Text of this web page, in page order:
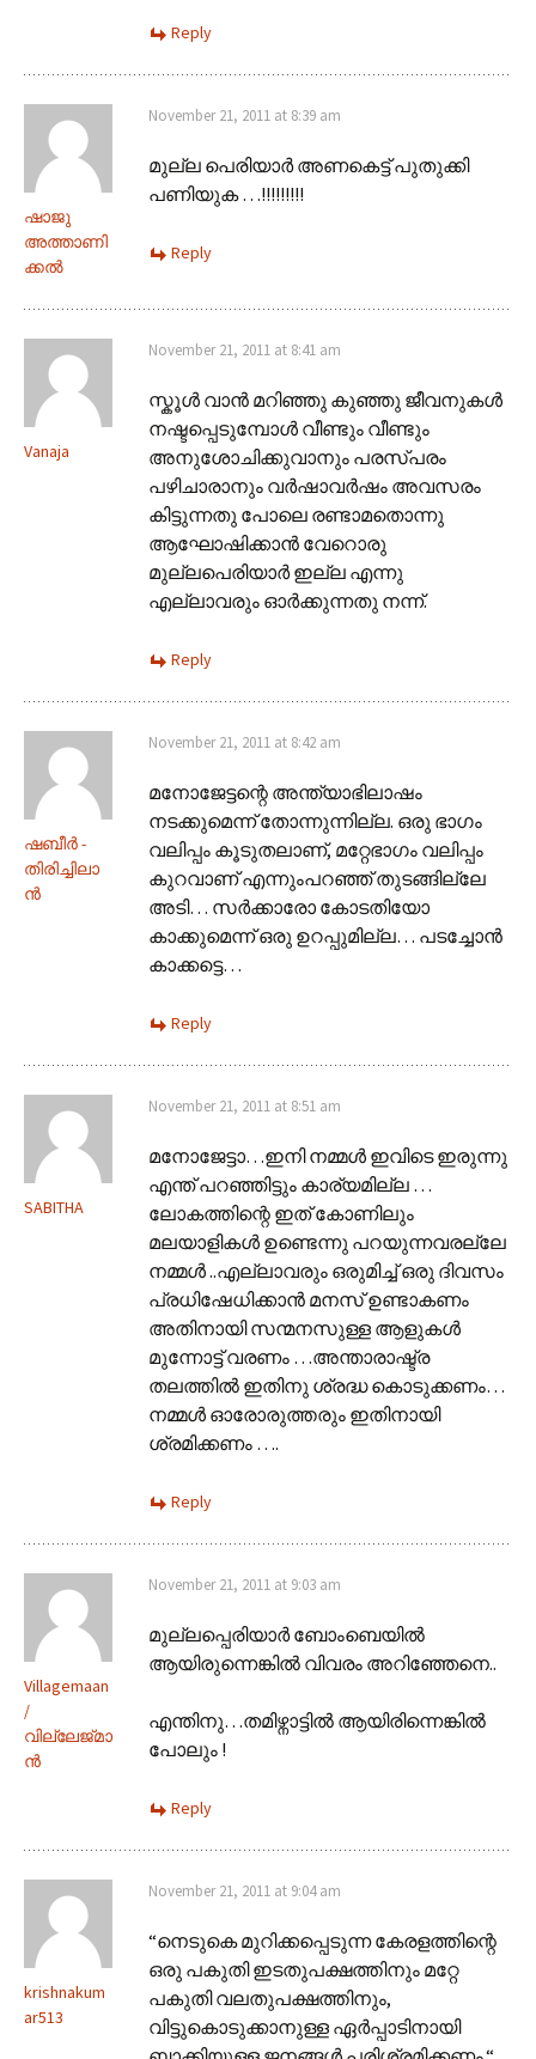
Reply
ഷാജു
അത്താണി
ക്കല്‍
November 21, 2011 at 8:39 am
മുല്ല പെരിയാര്‍ അണകെട്ട് പുതുക്കി
പണിയുക …!!!!!!!!!
Reply
Vanaja
November 21, 2011 at 8:41 am
സ്കൂള്‍ വാന്‍ മറിഞ്ഞു കുഞ്ഞു ജീവനുകള്‍
നഷ്ടപ്പെടുമ്പോള്‍ വീണ്ടും വീണ്ടും
അനുശോചിക്കുവാനും പരസ്പരം
പഴിചാരാനും വര്‍ഷാവര്‍ഷം അവസരം
കിട്ടുന്നതു പോലെ രണ്ടാമതൊന്നു
ആഘോഷിക്കാന്‍ വേറൊരു
മുല്ലപെരിയാര്‍ ഇല്ല എന്നു
എല്ലാവരും ഓര്‍ക്കുന്നതു നന്ന്‌.
Reply
ഷബീര്‍ -
തിരിച്ചിലാ
ന്‍
November 21, 2011 at 8:42 am
മനോജേട്ടന്റെ അന്ത്യാഭിലാഷം
നടക്കുമെന്ന് തോന്നുന്നില്ല. ഒരു ഭാഗം
വലിപ്പം കൂടുതലാണ്, മറ്റേഭാഗം വലിപ്പം
കുറവാണ് എന്നുംപറഞ്ഞ് തുടങ്ങില്ലേ
അടി… സര്‍ക്കാരോ കോടതിയോ
കാക്കുമെന്ന് ഒരു ഉറപ്പുമില്ല… പടച്ചോന്‍
കാക്കട്ടെ…
Reply
SABITHA
November 21, 2011 at 8:51 am
മനോജേട്ടാ…ഇനി നമ്മള്‍ ഇവിടെ ഇരുന്നു
എന്ത് പറഞ്ഞിട്ടും കാര്യമില്ല …
ലോകത്തിന്റെ ഇത് കോണിലും
മലയാളികള്‍ ഉണ്ടെന്നു പറയുന്നവരല്ലേ
നമ്മള്‍ ..എല്ലാവരും ഒരുമിച്ച് ഒരു ദിവസം
പ്രധിഷേധിക്കാന്‍ മനസ് ഉണ്ടാകണം
അതിനായി സന്മനസുള്ള ആളുകള്‍
മുന്നോട്ട് വരണം …അന്താരാഷ്ട്ര
തലത്തില്‍ ഇതിനു ശ്രദ്ധ കൊടുക്കണം…
നമ്മള്‍ ഓരോരുത്തരും ഇതിനായി
ശ്രമിക്കണം ….
Reply
Villagemaan
/
വില്ലേജ്മാ
ന്‍
November 21, 2011 at 9:03 am
മുല്ലപ്പെരിയാര്‍ ബോംബെയില്‍
ആയിരുന്നെങ്കില്‍ വിവരം അറിഞ്ഞേനെ..
എന്തിനു…തമിഴ്നാട്ടില്‍ ആയിരിന്നെങ്കില്‍
പോലും !
Reply
krishnakum
ar513
November 21, 2011 at 9:04 am
“നെടുകെ മുറിക്കപ്പെടുന്ന കേരളത്തിന്റെ
ഒരു പകുതി ഇടതുപക്ഷത്തിനും മറ്റേ
പകുതി വലതുപക്ഷത്തിനും,
വിട്ടുകൊടുക്കാനുള്ള ഏർപ്പാടിനായി